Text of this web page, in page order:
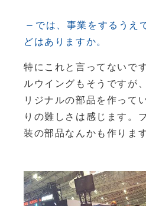
では、事業をするうえ
どはありますか。
特にこれと言ってないで
ルウイングもそうですが
リジナルの部品を作って
りの難しさは感じます。
装の部品なんかも作りま